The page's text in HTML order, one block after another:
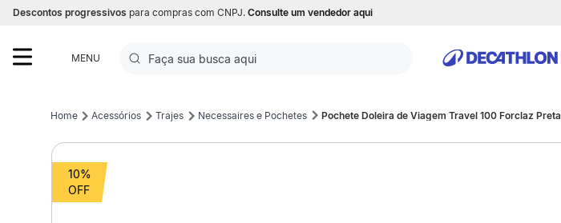
Descontos progressivos para compras com CNPJ. Consulte um vendedor aqui
MENU
Faça sua busca aqui
1ºFutebol
Acessórios Trajes Necessaires e Pochetes Pochete Doleira de Viagem Travel 100 Forclaz Preta
10%